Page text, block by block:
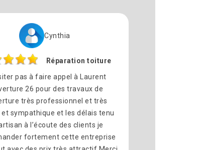
Cynthia
Réparation toiture
pas à faire appel à Laurent
26 pour des travaux de
très professionnel et très
et sympathique et les délais tenu
à l’écoute des clients je
fortement cette entreprise